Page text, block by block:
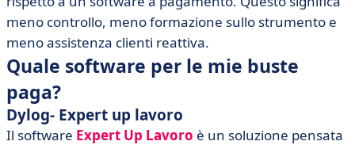
meno controllo, meno formazione sullo strumento e
meno assistenza clienti reattiva.
Quale software per le mie buste
paga?
Dylog- Expert up lavoro
Il software Expert Up Lavoro è un soluzione pensata